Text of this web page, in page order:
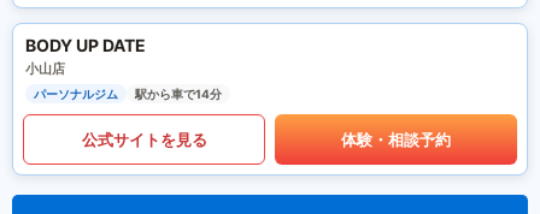
BODY UP DATE
小山店
パーソナルジム 駅から車で14分
公式サイトを見る 体験・相談予約